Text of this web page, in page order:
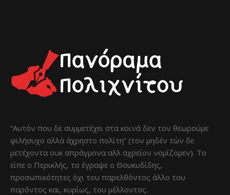
“Αυτόν που δε συμμετέχει στα κοινά δεν τον θεωρούμε
φιλήσυχο αλλά άχρηστο πολίτη” (τον μηδέν τών δε
μετέχοντα ουκ απράγμονα αλλ αχρείον νομίζομεν). Το
είπε ο Περικλής, το έγραψε ο Θουκυδίδης,
προσωπικότητες όχι του παρελθόντος άλλο του
παρόντος και, κυρίως, του μέλλοντος.